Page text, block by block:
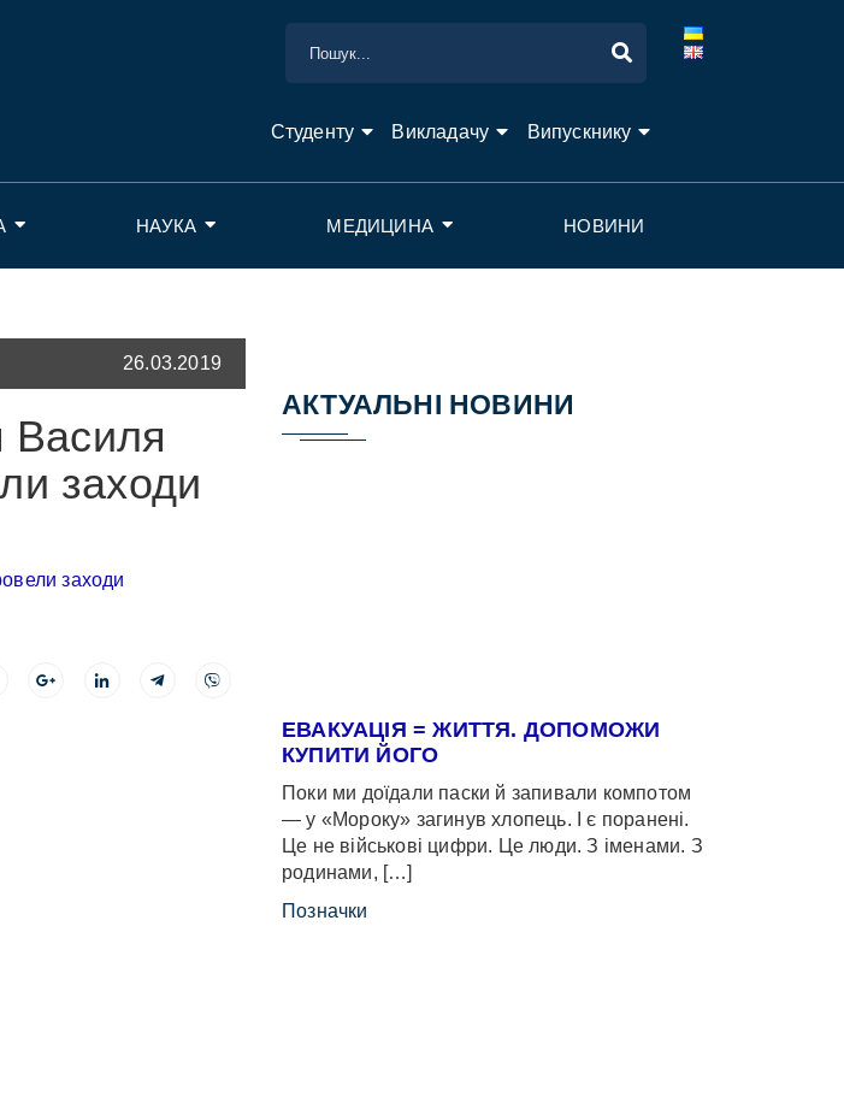
Студенту Викладачу Випускнику
НАУКА МЕДИЦИНА НОВИНИ
26.03.2019
Василя
заходи
АКТУАЛЬНІ НОВИНИ
ЕВАКУАЦІЯ = ЖИТТЯ. ДОПОМОЖИ
КУПИТИ ЙОГО
Поки ми доїдали паски й запивали компотом
— у «Мороку» загинув хлопець. І є поранені.
Це не військові цифри. Це люди. З іменами. З
родинами, […]
Позначки